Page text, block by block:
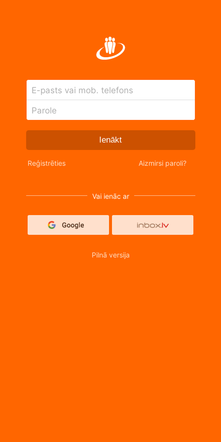
E-pasts vai mob. telefons
Parole
Ienākt
Reģistrēties Aizmirsi paroli?
Vai ienāc ar
Pilnā versija